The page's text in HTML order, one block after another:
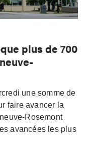
plus de 700
une somme de
faire avancer la
Rosemont
avancées les plus